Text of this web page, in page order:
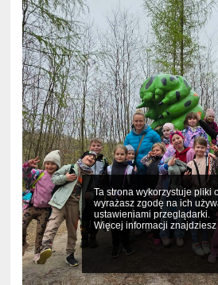
Ta strona wykorzystuje pliki
wyrażasz zgodę na ich
ustawieniami przeglądarki.
Więcej informacji znajdziesz